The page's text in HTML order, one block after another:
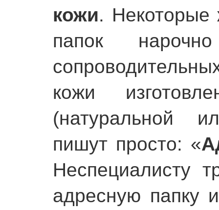
кожи. Некоторые
папок
кожи
(натуральной
пишут просто: «
Неспециалисту
адресную папку